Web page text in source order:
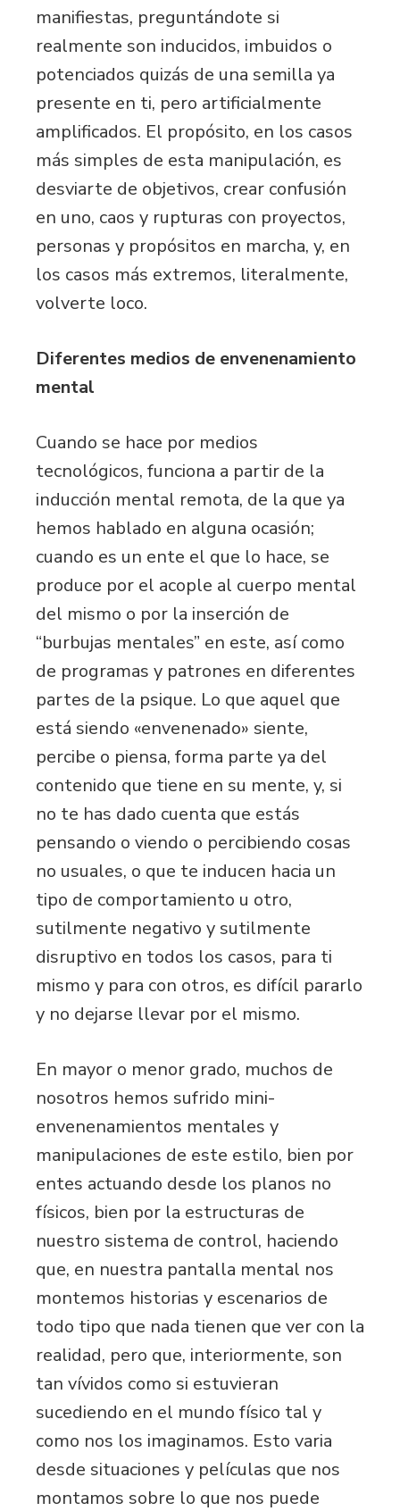
manifiestas, preguntándote si
realmente son inducidos, imbuidos o
potenciados quizás de una semilla ya
presente en ti, pero artificialmente
amplificados. El propósito, en los casos
más simples de esta manipulación, es
desviarte de objetivos, crear confusión
en uno, caos y rupturas con proyectos,
personas y propósitos en marcha, y, en
los casos más extremos, literalmente,
volverte loco.
Diferentes medios de envenenamiento
mental
Cuando se hace por medios
tecnológicos, funciona a partir de la
inducción mental remota, de la que ya
hemos hablado en alguna ocasión;
cuando es un ente el que lo hace, se
produce por el acople al cuerpo mental
del mismo o por la inserción de
“burbujas mentales” en este, así como
de programas y patrones en diferentes
partes de la psique. Lo que aquel que
está siendo «envenenado» siente,
percibe o piensa, forma parte ya del
contenido que tiene en su mente, y, si
no te has dado cuenta que estás
pensando o viendo o percibiendo cosas
no usuales, o que te inducen hacia un
tipo de comportamiento u otro,
sutilmente negativo y sutilmente
disruptivo en todos los casos, para ti
mismo y para con otros, es difícil pararlo
y no dejarse llevar por el mismo.
En mayor o menor grado, muchos de
nosotros hemos sufrido mini-
envenenamientos mentales y
manipulaciones de este estilo, bien por
entes actuando desde los planos no
físicos, bien por la estructuras de
nuestro sistema de control, haciendo
que, en nuestra pantalla mental nos
montemos historias y escenarios de
todo tipo que nada tienen que ver con la
realidad, pero que, interiormente, son
tan vívidos como si estuvieran
sucediendo en el mundo físico tal y
como nos los imaginamos. Esto varia
desde situaciones y películas que nos
montamos sobre lo que nos puede